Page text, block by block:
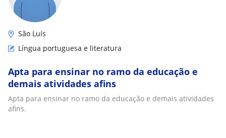
São Luís
Língua portuguesa e literatura
Apta para ensinar no ramo da educação e
demais atividades afins
Apta para ensinar no ramo da educação e demais atividades
afins.